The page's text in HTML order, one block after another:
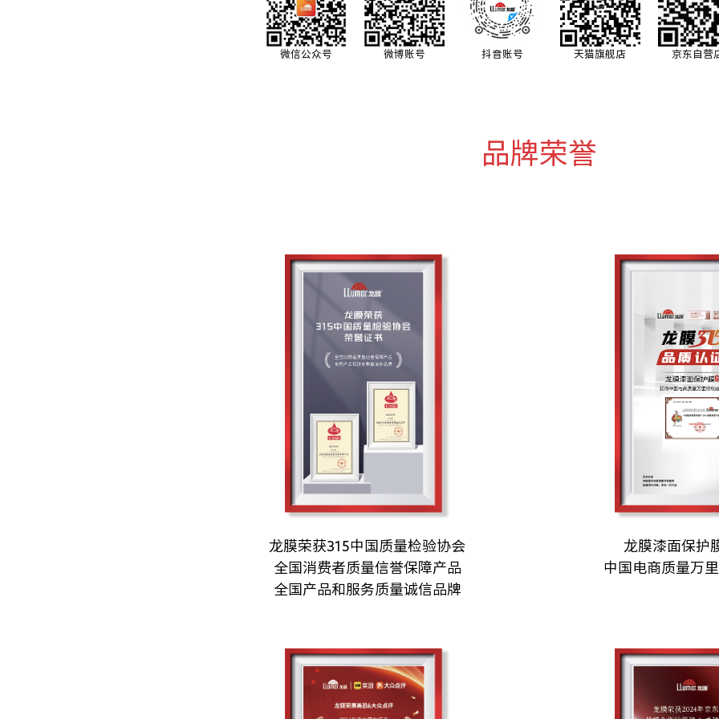
微信公众号 微博账号 抖音账号 天猫旗舰店 京东自营
品牌荣誉
龙膜荣获315中国质量检验协会
全国消费者质量信誉保障产品
全国产品和服务质量诚信品牌
龙膜漆面保护
中国电商质量万